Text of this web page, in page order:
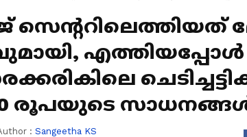
സെന്ററിലെത്തിയത്
എത്തിയപ്പോൾ
രൂപയുടെ
: Sangeetha KS